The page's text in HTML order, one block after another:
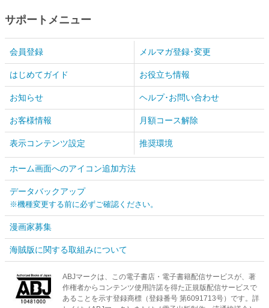
サポートメニュー
会員登録 メルマガ登録･変更
はじめてガイド お役立ち情報
お知らせ ヘルプ･お問い合わせ
お客様情報 月額コース解除
表示コンテンツ設定 推奨環境
ホーム画面へのアイコン追加方法
データバックアップ
※機種変更する前に必ずご確認ください。
漫画家募集
海賊版に関する取組みについて
ABJマークは、この電子書店・電子書籍配信サービスが、著
作権者からコンテンツ使用許諾を得た正規版配信サービスで
あることを示す登録商標（登録番号 第6091713号）です。詳